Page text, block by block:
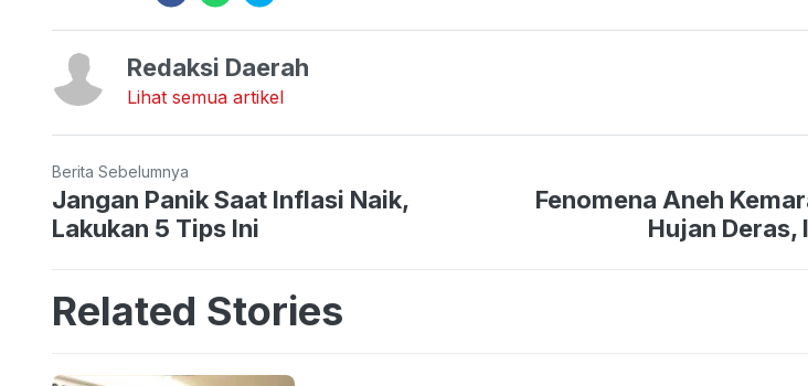
Redaksi Daerah
Lihat semua artikel
Berita Sebelumnya
Jangan Panik Saat Inflasi Naik,
Lakukan 5 Tips Ini
Fenomena Aneh
Hujan Deras,
Related Stories